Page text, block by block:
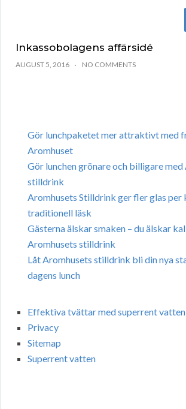
Inkassobolagens affärsidé
AUGUST 5, 2016 NO COMMENTS
Gör lunchpaketet mer attraktivt med
Aromhuset
Gör lunchen grönare och billigare med
stilldrink
Aromhusets Stilldrink ger fler glas per
traditionell läsk
Gästerna älskar smaken – du älskar
Aromhusets stilldrink
Låt Aromhusets stilldrink bli din nya
dagens lunch
Effektiva tvättar med superrent vatten
Privacy
Sitemap
Superrent vatten